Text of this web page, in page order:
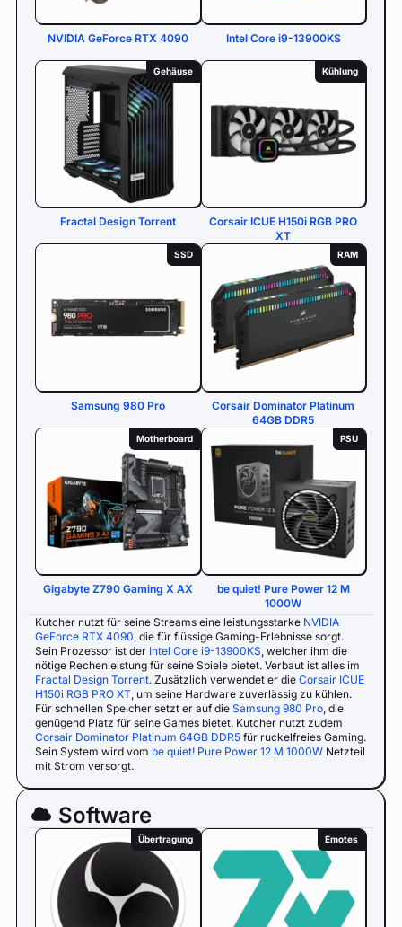
NVIDIA GeForce RTX 4090 Intel Core i9-13900KS
Gehäuse
Fractal Design Torrent
Kühlung
Corsair ICUE H150i RGB PRO
XT
SSD
Samsung 980 Pro
RAM
Corsair Dominator Platinum
64GB DDR5
Motherboard
Gigabyte Z790 Gaming X AX
PSU
be quiet! Pure Power 12 M
1000W
Kutcher nutzt für seine Streams eine leistungsstarke NVIDIA
GeForce RTX 4090, die für flüssige Gaming-Erlebnisse sorgt.
Sein Prozessor ist der Intel Core i9-13900KS, welcher ihm die
nötige Rechenleistung für seine Spiele bietet. Verbaut ist alles im
Fractal Design Torrent. Zusätzlich verwendet er die Corsair ICUE
H150i RGB PRO XT, um seine Hardware zuverlässig zu kühlen.
Für schnellen Speicher setzt er auf die Samsung 980 Pro, die
genügend Platz für seine Games bietet. Kutcher nutzt zudem
Corsair Dominator Platinum 64GB DDR5 für ruckelfreies Gaming.
Sein System wird vom be quiet! Pure Power 12 M 1000W Netzteil
mit Strom versorgt.
Software
Übertragung Emotes